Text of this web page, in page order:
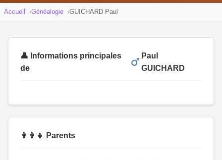
Accueil Généalogie GUICHARD Paul
👤 Informations principales
de
Paul
GUICHARD
👨‍👩‍👧 Parents